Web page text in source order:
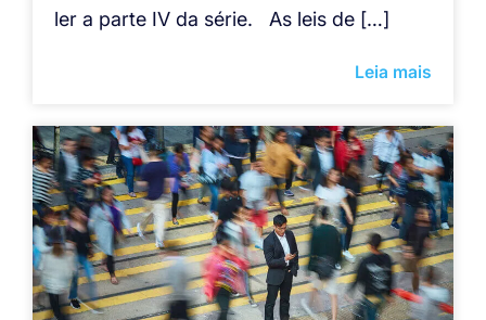
ler a parte IV da série. As leis de […]
Leia mais